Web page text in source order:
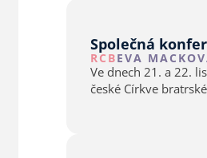
Společná
RCBEVA
Ve dnech 21. a 22.
české Církve